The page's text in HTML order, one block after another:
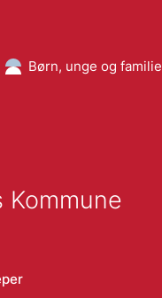
Børn, unge og familie